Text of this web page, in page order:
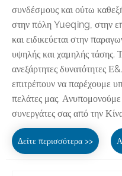
συνδέσμους και ούτω
στην πόλη Yueqing, στην
και ειδικεύεται στην
υψηλής και χαμηλής τάσης.
ανεξάρτητες δυνατότητες
επιτρέπουν να παρέχουμε
πελάτες μας. Ανυπομονούμε
συνεργάτες σας από την
Δείτε περισσότερα >>